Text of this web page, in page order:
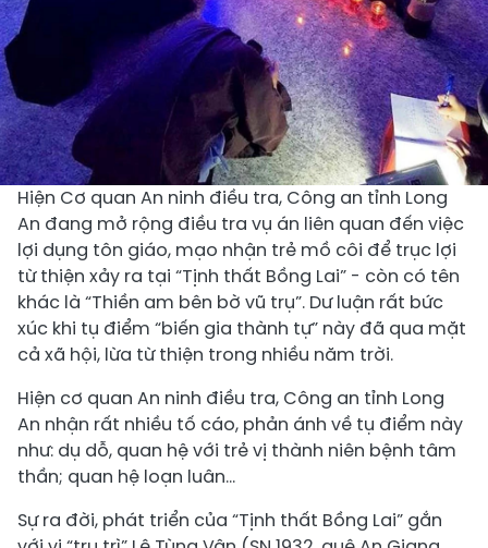
Hiện Cơ quan An ninh điều tra, Công an tỉnh Long
An đang mở rộng điều tra vụ án liên quan đến việc
lợi dụng tôn giáo, mạo nhận trẻ mồ côi để trục lợi
từ thiện xảy ra tại “Tịnh thất Bồng Lai” - còn có tên
khác là “Thiền am bên bờ vũ trụ”. Dư luận rất bức
xúc khi tụ điểm “biến gia thành tự” này đã qua mặt
cả xã hội, lừa từ thiện trong nhiều năm trời.
Hiện cơ quan An ninh điều tra, Công an tỉnh Long
An nhận rất nhiều tố cáo, phản ánh về tụ điểm này
như: dụ dỗ, quan hệ với trẻ vị thành niên bệnh tâm
thần; quan hệ loạn luân…
Sự ra đời, phát triển của “Tịnh thất Bồng Lai” gắn